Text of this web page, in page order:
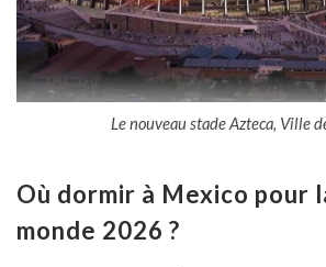
Le nouveau stade Azteca, Ville
Où dormir à Mexico pour
monde 2026 ?